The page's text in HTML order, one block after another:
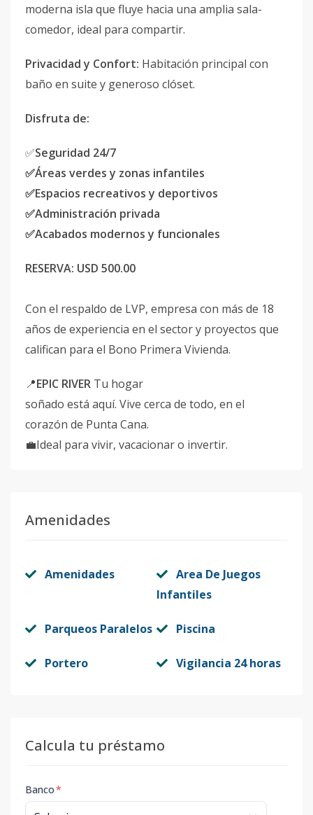
moderna isla que fluye hacia una amplia sala-
comedor, ideal para compartir.
Privacidad y Confort: Habitación principal con
baño en suite y generoso clóset.
Disfruta de:
✅Seguridad 24/7
✅Áreas verdes y zonas infantiles
✅Espacios recreativos y deportivos
✅Administración privada
✅Acabados modernos y funcionales
RESERVA: USD 500.00
Con el respaldo de LVP, empresa con más de 18
años de experiencia en el sector y proyectos que
califican para el Bono Primera Vivienda.
📍EPIC RIVER Tu hogar
soñado está aquí. Vive cerca de todo, en el
corazón de Punta Cana.
💼Ideal para vivir, vacacionar o invertir.
Amenidades
Amenidades
Area De Juegos
Infantiles
Parqueos Paralelos Piscina
Portero Vigilancia 24 horas
Calcula tu préstamo
Banco*